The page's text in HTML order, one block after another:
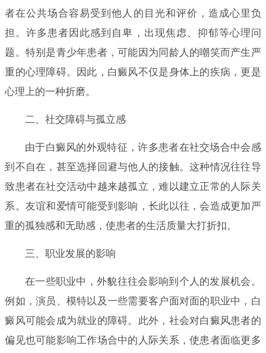
者在公共场合容易受到他人的目光和评价，造成心里负
担。许多患者因此感到自卑，出现焦虑、抑郁等心理问
题。特别是青少年患者，可能因为同龄人的嘲笑而产生严
重的心理障碍。因此，白癜风不仅是身体上的疾病，更是
心理上的一种折磨。
二、社交障碍与孤立感
由于白癜风的外观特征，许多患者在社交场合中会感
到不自在，甚至选择回避与他人的接触。这种情况往往导
致患者在社交活动中越来越孤立，难以建立正常的人际关
系。友谊和爱情可能受到影响，长此以往，会造成更加严
重的孤独感和无助感，使患者的生活质量大打折扣。
三、职业发展的影响
在一些职业中，外貌往往会影响到个人的发展机会。
例如，演员、模特以及一些需要客户面对面的职业中，白
癜风可能会成为就业的障碍。此外，社会对白癜风患者的
偏见也可能影响工作场合中的人际关系，使患者面临更多